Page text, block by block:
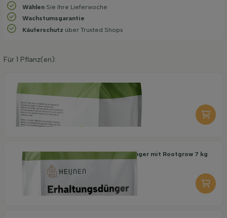
Wählen Sie Ihre Lieferwoche
Wachstums­garantie
Käuferschutz über Trusted Shops
Für 1 Pflanz(en):
Organische Pflanzerde 40 l
6,95
-
Organischer Erhaltungsdünger mit Rootgrow 7 kg